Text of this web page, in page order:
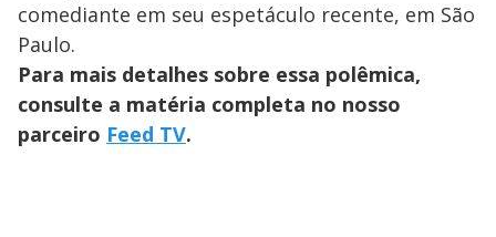
comediante em seu espetáculo recente, em São
Paulo.
Para mais detalhes sobre essa polêmica,
consulte a matéria completa no nosso
parceiro Feed TV.